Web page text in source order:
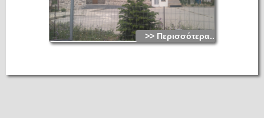
>> Περισσότερα...